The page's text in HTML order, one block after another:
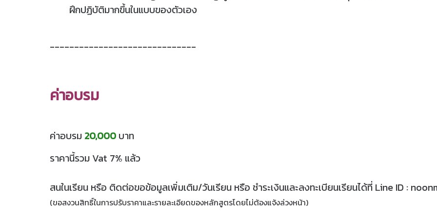
ฝึกปฏิบัติมากขึ้นในแบบของตัวเอง
------------------------------
ค่าอบรม
ค่าอบรม 20,000 บาท
ราคานี้รวม Vat 7% แล้ว
สนในเรียน หรือ ติดต่อขอข้อมูลเพิ่มเติม/วันเรียน หรือ ชำระเงินและลงทะเบียนเรียนได้ที่ Line ID :
(ขอสงวนสิทธิ์ในการปรับราคาและรายละเอียดของหลักสูตรโดยไม่ต้องแจ้งล่วงหน้า)